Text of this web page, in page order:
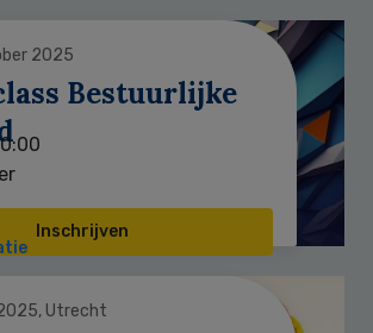
2025
Bestuurlijke
Inschrijven
Utrecht